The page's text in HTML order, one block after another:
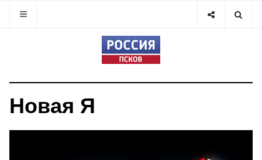
Новая Я